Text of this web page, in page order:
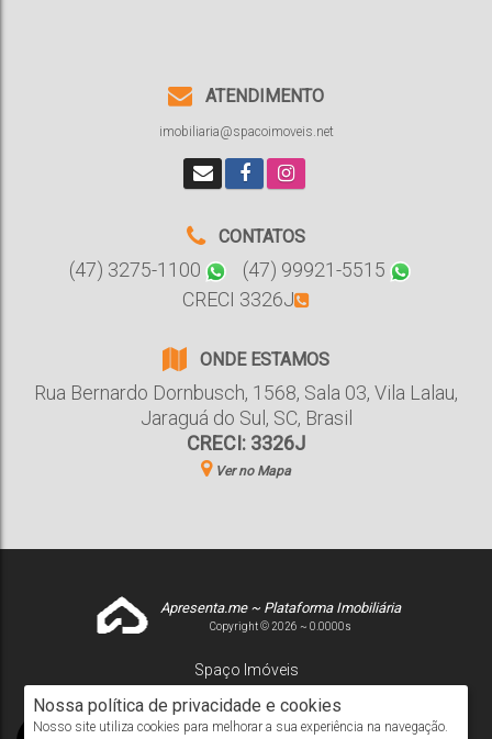
Nossa política de privacidade e cookies
Nosso site utiliza cookies para melhorar a sua experiência na navegação.
ATENDIMENTO
imobiliaria@spacoimoveis.net
CONTATOS
(47) 3275-1100
(47) 99921-5515
CRECI 3326J
ONDE ESTAMOS
Rua Bernardo Dornbusch, 1568, Sala 03, Vila Lalau,
Jaraguá do Sul , SC, Brasil
CRECI: 3326J
Ver no Mapa
Apresenta.me ~ Plataforma Imobiliária
Copyright © 2026 ~ 0.0000s
Spaço Imóveis